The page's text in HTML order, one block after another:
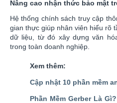
Nâng cao nhận thức bảo mật
Hệ thống chính sách truy cập
gian thực giúp nhân viên hiểu rõ
dữ liệu, từ đó xây dựng văn
trong toàn doanh nghiệp.
Xem thêm:
Cập nhật 10 phần mềm
Phần Mềm Gerber Là